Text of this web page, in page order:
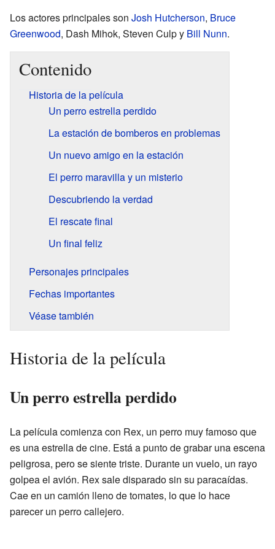
Los actores principales son Josh Hutcherson, Bruce
Greenwood, Dash Mihok, Steven Culp y Bill Nunn.
Contenido
Historia de la película
Un perro estrella perdido
La estación de bomberos en problemas
Un nuevo amigo en la estación
El perro maravilla y un misterio
Descubriendo la verdad
El rescate final
Un final feliz
Personajes principales
Fechas importantes
Véase también
Historia de la película
Un perro estrella perdido
La película comienza con Rex, un perro muy famoso que
es una estrella de cine. Está a punto de grabar una escena
peligrosa, pero se siente triste. Durante un vuelo, un rayo
golpea el avión. Rex sale disparado sin su paracaídas.
Cae en un camión lleno de tomates, lo que lo hace
parecer un perro callejero.